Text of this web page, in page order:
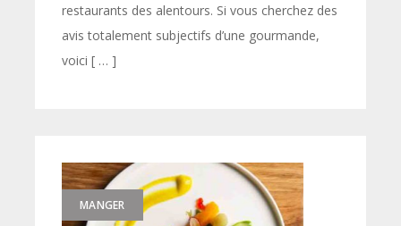
restaurants des alentours. Si vous cherchez des
avis totalement subjectifs d’une gourmande,
voici [ … ]
MANGER